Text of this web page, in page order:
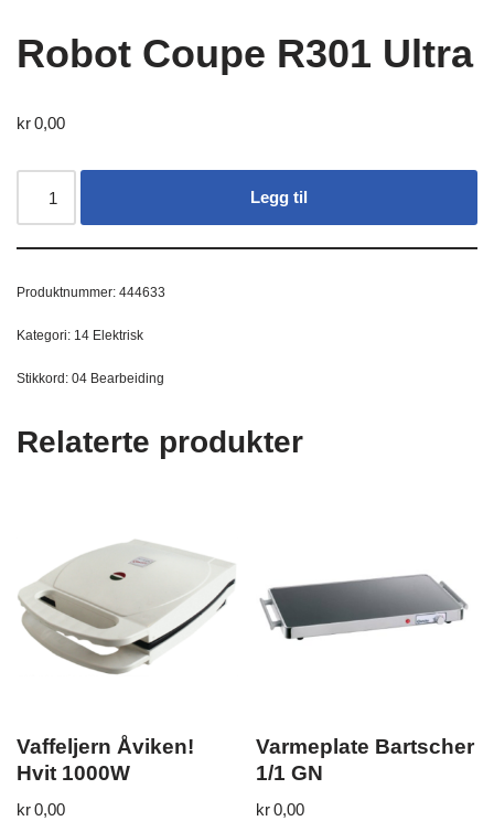
Robot Coupe R301 Ultra
kr0,00
Legg til
Produktnummer: 444633
Kategori: 14 Elektrisk
Stikkord: 04 Bearbeiding
Relaterte produkter
Vaffeljern Åviken!
Hvit 1000W
kr0,00
Varmeplate Bartscher
1/1 GN
kr0,00